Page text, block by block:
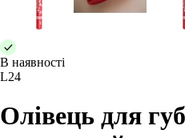
В наявності
L24
Олівець для